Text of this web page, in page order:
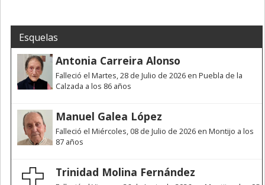
Esquelas
Antonia Carreira Alonso
Falleció el Martes, 28 de Julio de 2026 en Puebla de la
Calzada a los 86 años
Manuel Galea López
Falleció el Miércoles, 08 de Julio de 2026 en Montijo a los
87 años
Trinidad Molina Fernández